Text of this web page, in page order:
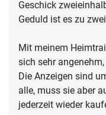
Geschick
Geduld ist es zu
Mit meinem
sich sehr
Die Anzeigen sind
alle, muss sie aber
jederzeit wieder